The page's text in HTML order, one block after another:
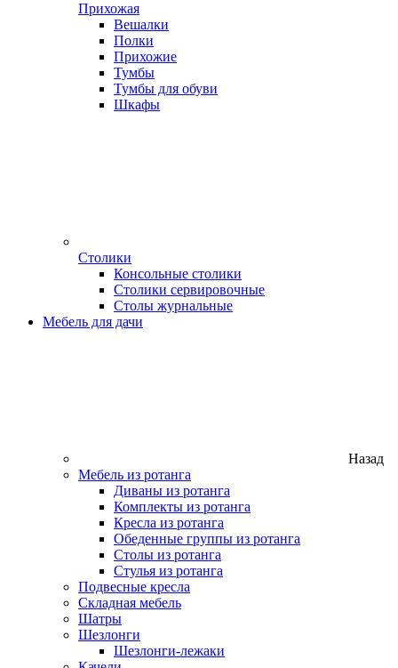
Прихожая
Вешалки
Полки
Прихожие
Тумбы
Тумбы для обуви
Шкафы
Столики
Консольные столики
Столики сервировочные
Столы журнальные
Мебель для дачи
Назад
Мебель из ротанга
Диваны из ротанга
Комплекты из ротанга
Кресла из ротанга
Обеденные группы из ротанга
Столы из ротанга
Стулья из ротанга
Подвесные кресла
Складная мебель
Шатры
Шезлонги
Шезлонги-лежаки